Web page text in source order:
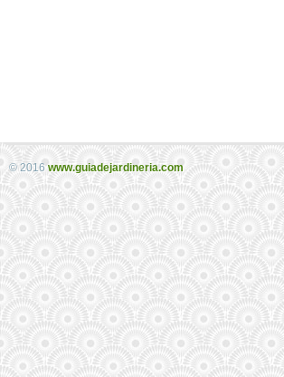
© 2016www.guiadejardineria.com